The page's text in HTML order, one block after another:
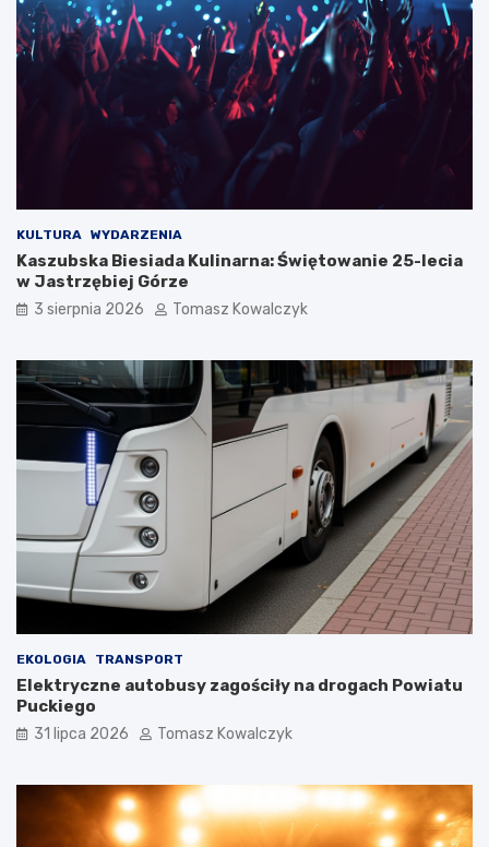
KULTURA WYDARZENIA
Kaszubska Biesiada Kulinarna: Świętowanie 25-lecia
w Jastrzębiej Górze
3 sierpnia 2026 Tomasz Kowalczyk
EKOLOGIA TRANSPORT
Elektryczne autobusy zagościły na drogach Powiatu
Puckiego
31 lipca 2026 Tomasz Kowalczyk